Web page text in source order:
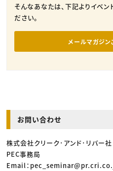
そんなあなたは、下記よりイベ
ださい。
メールマガジン
お問い合わせ
株式会社クリーク･アンド･リバー社
PEC事務局
Email：